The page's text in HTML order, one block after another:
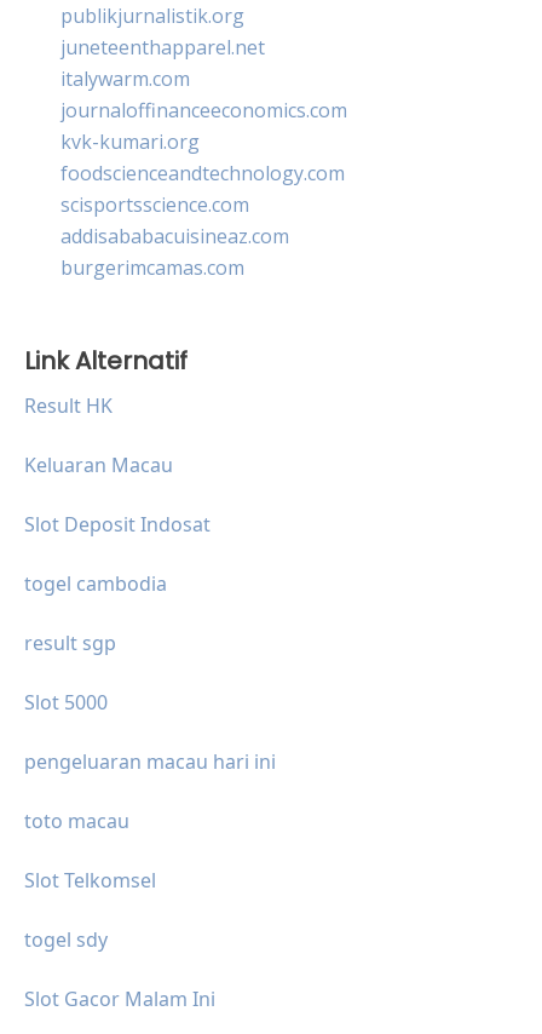
publikjurnalistik.org
juneteenthapparel.net
italywarm.com
journaloffinanceeconomics.com
kvk-kumari.org
foodscienceandtechnology.com
scisportsscience.com
addisababacuisineaz.com
burgerimcamas.com
Link Alternatif
Result HK
Keluaran Macau
Slot Deposit Indosat
togel cambodia
result sgp
Slot 5000
pengeluaran macau hari ini
toto macau
Slot Telkomsel
togel sdy
Slot Gacor Malam Ini